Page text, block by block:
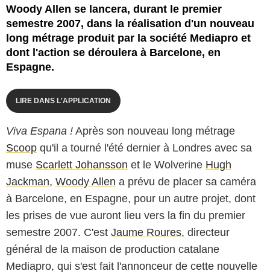
Woody Allen se lancera, durant le premier
semestre 2007, dans la réalisation d'un nouveau
long métrage produit par la société Mediapro et
dont l'action se déroulera à Barcelone, en
Espagne.
LIRE DANS L'APPLICATION
Viva Espana ! Après son nouveau long métrage
Scoop qu'il a tourné l'été dernier à Londres avec sa
muse Scarlett Johansson et le Wolverine Hugh
Jackman, Woody Allen a prévu de placer sa caméra
à Barcelone, en Espagne, pour un autre projet, dont
les prises de vue auront lieu vers la fin du premier
semestre 2007. C'est Jaume Roures, directeur
général de la maison de production catalane
Mediapro, qui s'est fait l'annonceur de cette nouvelle